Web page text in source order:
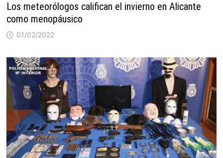
Los meteorólogos califican el invierno en Alicante
como menopáusico
01/02/2022